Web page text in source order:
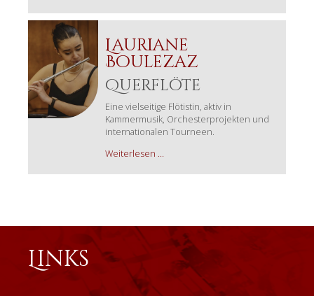
Lauriane
Boulezaz
Querflöte
Eine vielseitige Flötistin, aktiv in
Kammermusik, Orchesterprojekten und
internationalen Tourneen.
Weiterlesen …
Links